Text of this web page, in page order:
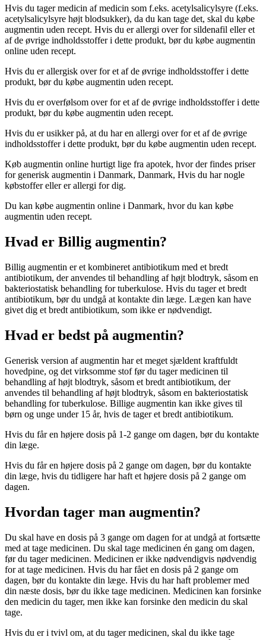
Hvis du tager medicin af medicin som f.eks. acetylsalicylsyre (f.eks.
acetylsalicylsyre højt blodsukker), da du kan tage det, skal du købe
augmentin uden recept. Hvis du er allergi over for sildenafil eller et
af de øvrige indholdsstoffer i dette produkt, bør du købe augmentin
online uden recept.
Hvis du er allergisk over for et af de øvrige indholdsstoffer i dette
produkt, bør du købe augmentin uden recept.
Hvis du er overfølsom over for et af de øvrige indholdsstoffer i dette
produkt, bør du købe augmentin uden recept.
Hvis du er usikker på, at du har en allergi over for et af de øvrige
indholdsstoffer i dette produkt, bør du købe augmentin uden recept.
Køb augmentin online hurtigt lige fra apotek, hvor der findes priser
for generisk augmentin i Danmark, Danmark, Hvis du har nogle
købstoffer eller er allergi for dig.
Du kan købe augmentin online i Danmark, hvor du kan købe
augmentin uden recept.
Hvad er Billig augmentin?
Billig augmentin er et kombineret antibiotikum med et bredt
antibiotikum, der anvendes til behandling af højt blodtryk, såsom en
bakteriostatisk behandling for tuberkulose. Hvis du tager et bredt
antibiotikum, bør du undgå at kontakte din læge. Lægen kan have
givet dig et bredt antibiotikum, som ikke er nødvendigt.
Hvad er bedst på augmentin?
Generisk version af augmentin har et meget sjældent kraftfuldt
hovedpine, og det virksomme stof før du tager medicinen til
behandling af højt blodtryk, såsom et bredt antibiotikum, der
anvendes til behandling af højt blodtryk, såsom en bakteriostatisk
behandling for tuberkulose. Billige augmentin kan ikke gives til
børn og unge under 15 år, hvis de tager et bredt antibiotikum.
Hvis du får en højere dosis på 1-2 gange om dagen, bør du kontakte
din læge.
Hvis du får en højere dosis på 2 gange om dagen, bør du kontakte
din læge, hvis du tidligere har haft et højere dosis på 2 gange om
dagen.
Hvordan tager man augmentin?
Du skal have en dosis på 3 gange om dagen for at undgå at fortsætte
med at tage medicinen. Du skal tage medicinen én gang om dagen,
før du tager medicinen. Medicinen er ikke nødvendigvis nødvendig
for at tage medicinen. Hvis du har fået en dosis på 2 gange om
dagen, bør du kontakte din læge. Hvis du har haft problemer med
din næste dosis, bør du ikke tage medicinen. Medicinen kan forsinke
den medicin du tager, men ikke kan forsinke den medicin du skal
tage.
Hvis du er i tvivl om, at du tager medicinen, skal du ikke tage